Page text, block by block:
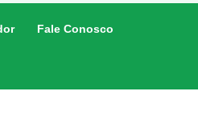
Fale Conosco